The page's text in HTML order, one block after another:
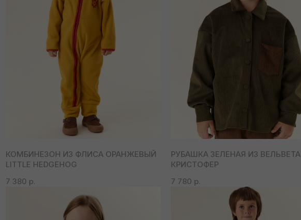
КОМБИНЕЗОН ИЗ ФЛИСА ОРАНЖЕВЫЙ
LITTLE HEDGEHOG
7 380 р.
РУБАШКА ЗЕЛЕНАЯ ИЗ ВЕЛЬВЕТА
КРИСТОФЕР
7 780 р.